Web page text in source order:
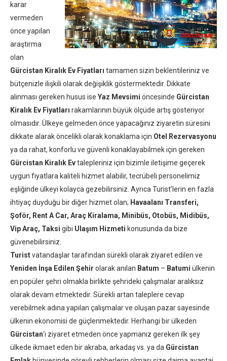
karar
vermeden
önce yapılan
araştırma
olan
Gürcistan Kiralık Ev Fiyatları tamamen sizin beklentileriniz ve
bütçenizle ilişkili olarak değişiklik göstermektedir. Dikkate
alınması gereken husus ise Yaz Mevsimi öncesinde Gürcistan
Kiralık Ev Fiyatları rakamlarının büyük ölçüde artış gösteriyor
olmasıdır. Ülkeye gelmeden önce yapacağınız ziyaretin süresini
dikkate alarak öncelikli olarak konaklama için Otel Rezervasyonu
ya da rahat, konforlu ve güvenli konaklayabilmek için gereken
Gürcistan Kiralık Evtalepleriniz için bizimle iletişime geçerek
uygun fiyatlara kaliteli hizmet alabilir, tecrübeli personelimiz
eşliğinde ülkeyi kolayca gezebilirsiniz. Ayrıca Turist’lerin en fazla
ihtiyaç duyduğu bir diğer hizmet olan; Havaalanı Transferi,
Şoför, Rent A Car, Araç Kiralama, Minibüs, Otobüs, Midibüs,
Vip Araç, Taksi gibi Ulaşım Hizmeti konusunda da bize
güvenebilirsiniz.
Turistvatandaşlar tarafından sürekli olarak ziyaret edilen ve
Yeniden İnşa Edilen Şehir olarak anılan Batum – Batumi ülkenin
en popüler şehri olmakla birlikte şehrideki çalışmalar aralıksız
olarak devam etmektedir. Sürekli artan taleplere cevap
verebilmek adına yapılan çalışmalar ve oluşan pazar sayesinde
ülkenin ekonomisi de güçlenmektedir. Herhangi bir ülkeden
Gürcistan‘ı ziyaret etmeden önce yapmanız gereken ilk şey
ülkede ikmaet eden bir akraba, arkadaş vs. ya da Gürcistan